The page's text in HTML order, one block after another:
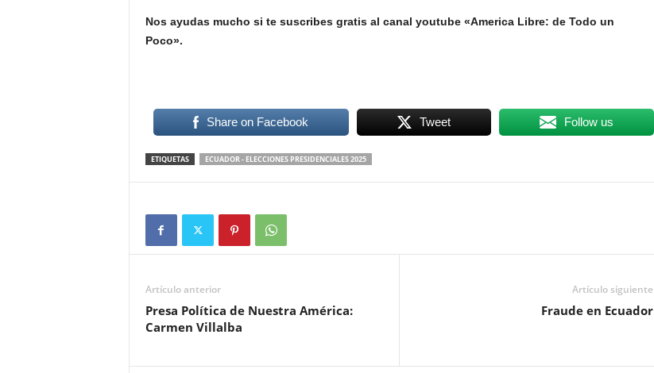
Nos ayudas mucho si te suscribes gratis al canal youtube «America Libre: de Todo un
Poco».
Share on Facebook Tweet Follow us
ETIQUETAS ECUADOR - ELECCIONES PRESIDENCIALES 2025
Artículo anterior
Presa Política de Nuestra América:
Carmen Villalba
Artículo siguiente
Fraude en Ecuador